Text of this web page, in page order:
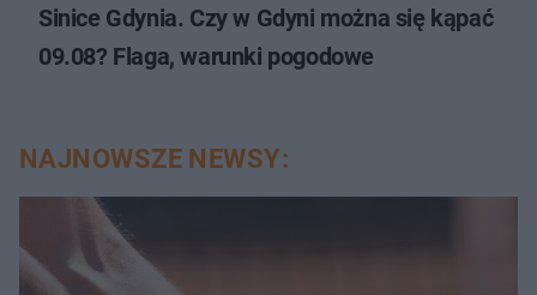
Sinice Gdynia. Czy w Gdyni można się kąpać
09.08? Flaga, warunki pogodowe
NAJNOWSZE NEWSY: